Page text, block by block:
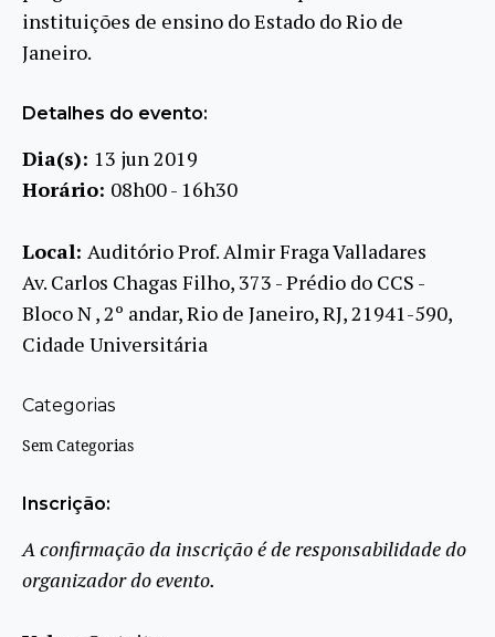
instituições de ensino do Estado do Rio de
Janeiro.
Detalhes do evento:
Dia(s): 13 jun 2019
Horário: 08h00 - 16h30
Local: Auditório Prof. Almir Fraga Valladares
Av. Carlos Chagas Filho, 373 - Prédio do CCS -
Bloco N , 2º andar, Rio de Janeiro, RJ, 21941-590,
Cidade Universitária
Categorias
Sem Categorias
Inscrição:
A confirmação da inscrição é de responsabilidade do
organizador do evento.